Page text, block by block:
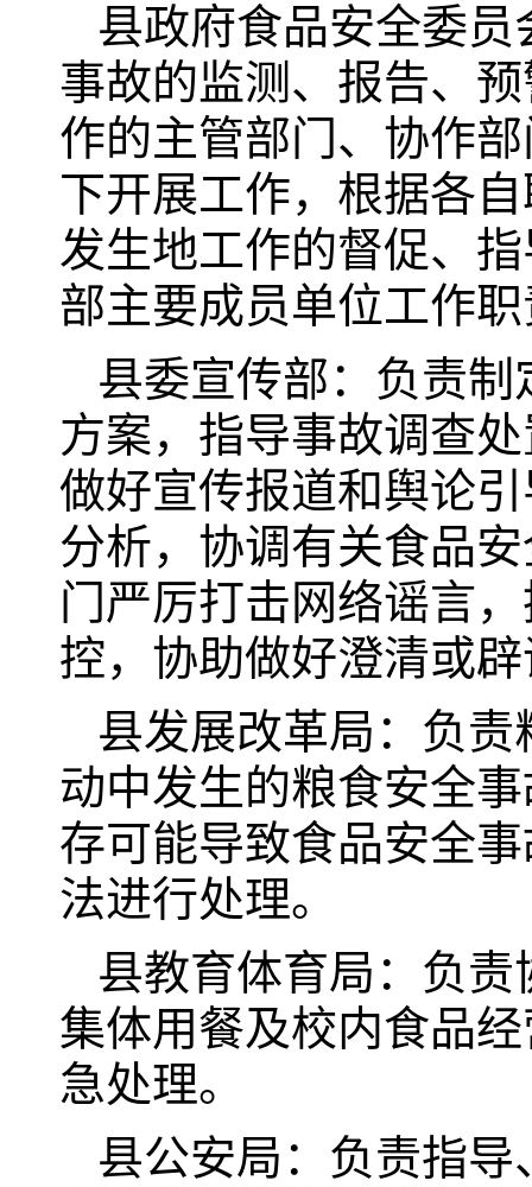
县政府食品安全委
事故的监测、报告、
作的主管部门、协作
下开展工作，根据各
发生地工作的督促、
部主要成员单位工作
县委宣传部：负责
方案，指导事故调查
做好宣传报道和舆论
分析，协调有关食品
门严厉打击网络谣言
控，协助做好澄清或
县发展改革局：负
动中发生的粮食安全
存可能导致食品安全
法进行处理。
县教育体育局：负
集体用餐及校内食品
急处理。
县公安局：负责指